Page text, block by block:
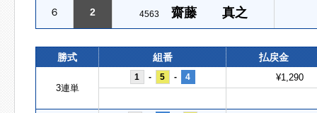
６ 2 4563 齋藤 真之
勝式 組番 払戻金
3連単
1 - 5 - 4 ¥1,290